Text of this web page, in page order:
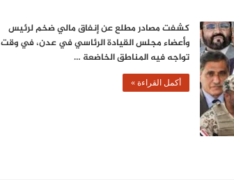
كشفت مصادر مطلع عن إنفاق مالي ضخم لرئيس
وأعضاء مجلس القيادة الرئاسي في عدن، في وقت
تواجه فيه المناطق الخاضعة …
أكمل القراءة »